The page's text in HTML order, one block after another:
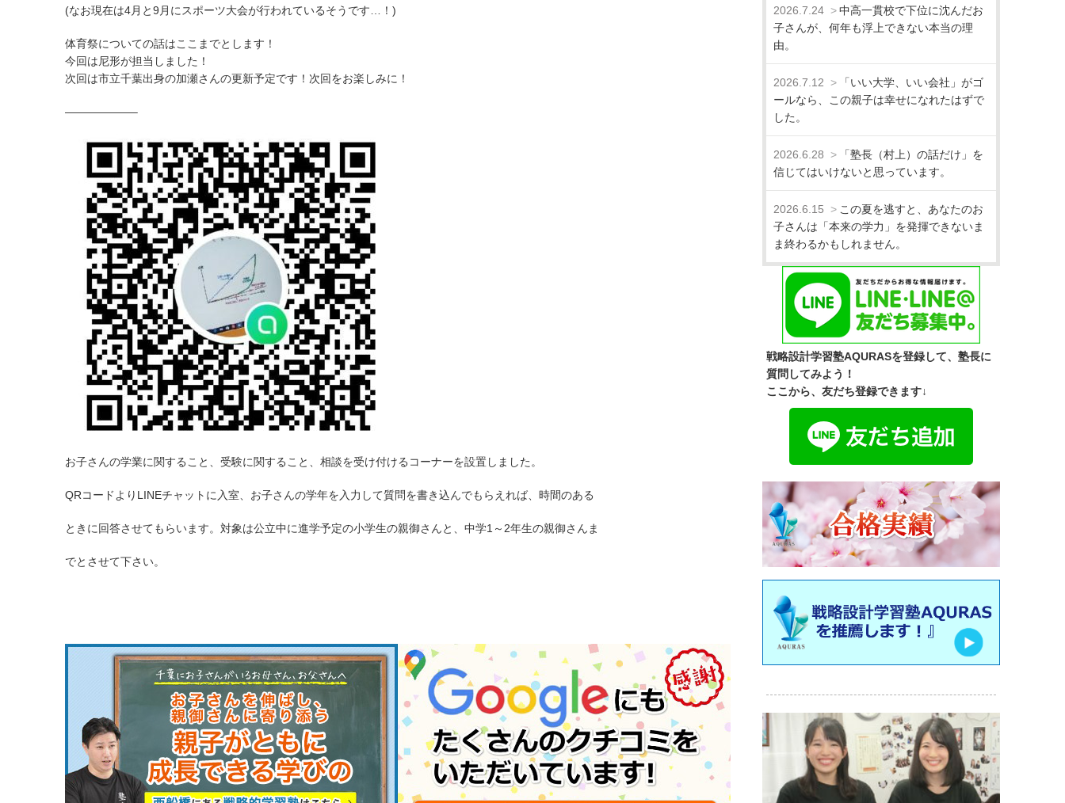
(なお現在は4月と9月にスポーツ大会が行われているそうです…！)
体育祭についての話はここまでとします！
今回は尼形が担当しました！
次回は市立千葉出身の加瀬さんの更新予定です！次回をお楽しみに！
——————–
お子さんの学業に関すること、受験に関すること、相談を受け付けるコーナーを設置しました。
QRコードよりLINEチャットに入室、お子さんの学年を入力して質問を書き込んでもらえれば、時間のある
ときに回答させてもらいます。対象は公立中に進学予定の小学生の親御さんと、中学1～2年生の親御さんま
でとさせて下さい。
2026.7.24
中高一貫校で下位に沈んだお
子さんが、何年も浮上できない本当の理
由。
2026.7.12
「いい大学、いい会社」がゴ
ールなら、この親子は幸せになれたはずで
した。
2026.6.28
「塾長（村上）の話だけ」を
信じてはいけないと思っています。
2026.6.15
この夏を逃すと、あなたのお
子さんは「本来の学力」を発揮できないま
ま終わるかもしれません。
戦略設計学習塾AQURASを登録して、塾長に
質問してみよう！
ここから、友だち登録できます↓